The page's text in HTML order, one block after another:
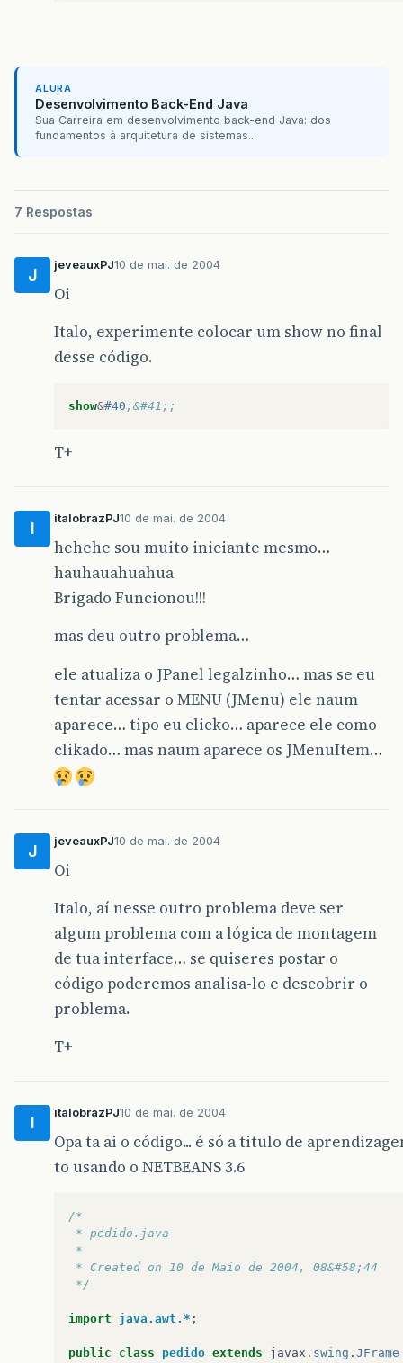
ALURA
Desenvolvimento Back-End Java
Sua Carreira em desenvolvimento back-end Java: dos
fundamentos à arquitetura de sistemas...
7 Respostas
J
jeveauxPJ10 de mai. de 2004
Oi
Italo, experimente colocar um show no final
desse código.
show&#40 ;&#41;;
T+
I
italobrazPJ10 de mai. de 2004
hehehe sou muito iniciante mesmo…
hauhauahuahua
Brigado Funcionou!!!
mas deu outro problema…
ele atualiza o JPanel legalzinho… mas se eu
tentar acessar o MENU (JMenu) ele naum
aparece… tipo eu clicko… aparece ele como
clikado… mas naum aparece os JMenuItem…
J
jeveauxPJ10 de mai. de 2004
Oi
Italo, aí nesse outro problema deve ser
algum problema com a lógica de montagem
de tua interface… se quiseres postar o
código poderemos analisa-lo e descobrir o
problema.
T+
I
italobrazPJ10 de mai. de 2004
Opa ta ai o código... é só a titulo de
to usando o NETBEANS 3.6
/*
* pedido.java
*
* Created on 10 de Maio de 2004, 08&#58;44
*/
import java.awt.* ;
public class pedido extends javax . swing . JFrame